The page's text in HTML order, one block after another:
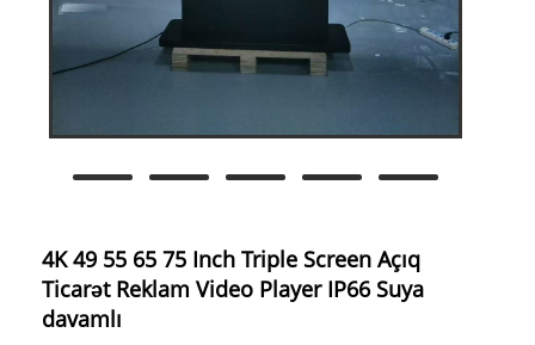
4K 49 55 65 75 Inch Triple Screen Açıq
Ticarət Reklam Video Player IP66 Suya
davamlı